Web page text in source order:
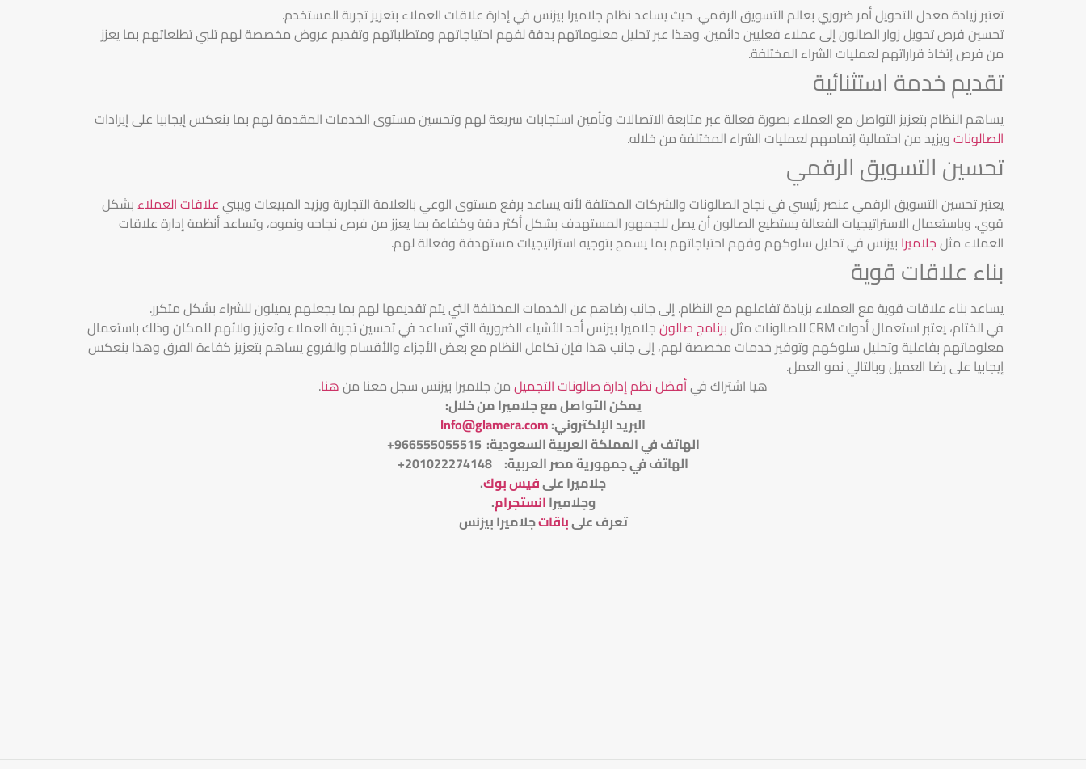
تعتبر زيادة معدل التحويل أمر ضروري بعالم التسويق الرقمي. حيث يساعد نظام جلاميرا بيزنس في إدارة علاقات العملاء بتعزيز تجربة المستخدم.
تحسين فرص تحويل زوار الصالون إلى عملاء فعليين دائمين. وهذا عبر تحليل معلوماتهم بدقة لفهم احتياجاتهم ومتطلباتهم وتقديم عروض مخصصة لهم تلبي تطلعاتهم بما يعزز
من فرص إتخاذ قراراتهم لعمليات الشراء المختلفة.
تقديم خدمة استثنائية
يساهم النظام بتعزيز التواصل مع العملاء بصورة فعالة عبر متابعة الاتصالات وتأمين استجابات سريعة لهم وتحسين مستوى الخدمات المقدمة لهم بما ينعكس إيجابيا على إيرادات
الصالوناتويزيد من احتمالية إتمامهم لعمليات الشراء المختلفة من خلاله.
تحسين التسويق الرقمي
يعتبر تحسين التسويق الرقمي عنصر رئيسي في نجاح الصالونات والشركات المختلفة لأنه يساعد برفع مستوى الوعي بالعلامة التجارية ويزيد المبيعات ويبنيعلاقات العملاءبشكل
قوي. وباستعمال الاستراتيجيات الفعالة يستطيع الصالون أن يصل للجمهور المستهدف بشكل أكثر دقة وكفاءة بما يعزز من فرص نجاحه ونموه، وتساعد أنظمة إدارة علاقات
العملاء مثلجلاميرا بيزنس في تحليل سلوكهم وفهم احتياجاتهم بما يسمح بتوجيه استراتيجيات مستهدفة وفعالة لهم.
بناء علاقات قوية
يساعد بناء علاقات قوية مع العملاء بزيادة تفاعلهم مع النظام. إلى جانب رضاهم عن الخدمات المختلفة التي يتم تقديمها لهم بما يجعلهم يميلون للشراء بشكل متكرر.
في الختام، يعتبر استعمال أدوات CRM للصالونات مثل
برنامج صالونجلاميرا بيزنسأحد الأشياء الضرورية التي تساعد في تحسين تجربة العملاء وتعزيز ولائهم للمكان وذلك باستعمال
معلوماتهم بفاعلية وتحليل سلوكهم وتوفير خدمات مخصصة لهم، إلى جانب هذا فإن تكامل النظام مع بعض الأجزاء والأقسام والفروع يساهم بتعزيز كفاءة الفرق وهذا ينعكس
إيجابيا على رضا العميل وبالتالي نمو العمل.
هيا اشتراك فيأفضل نظم إدارة صالونات التجميلمن جلاميرا بيزنس سجل معنا منهنا.
يمكن التواصل مع جلاميرا من خلال:
البريد الإلكتروني:
Info@glamera.com
الهاتف في المملكة العربية السعودية: 966555055515+
الهاتف في جمهورية مصر العربية: 201022274148+
جلاميرا علىفيس بوك.
وجلاميراانستجرام.
تعرف علىباقاتجلاميرا بيزنس